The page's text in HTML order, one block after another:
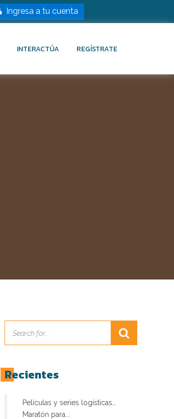
Ingresa a tu cuenta
INTERACTÚA REGÍSTRATE
Recientes
Películas y series logísticas…
Maratón para...